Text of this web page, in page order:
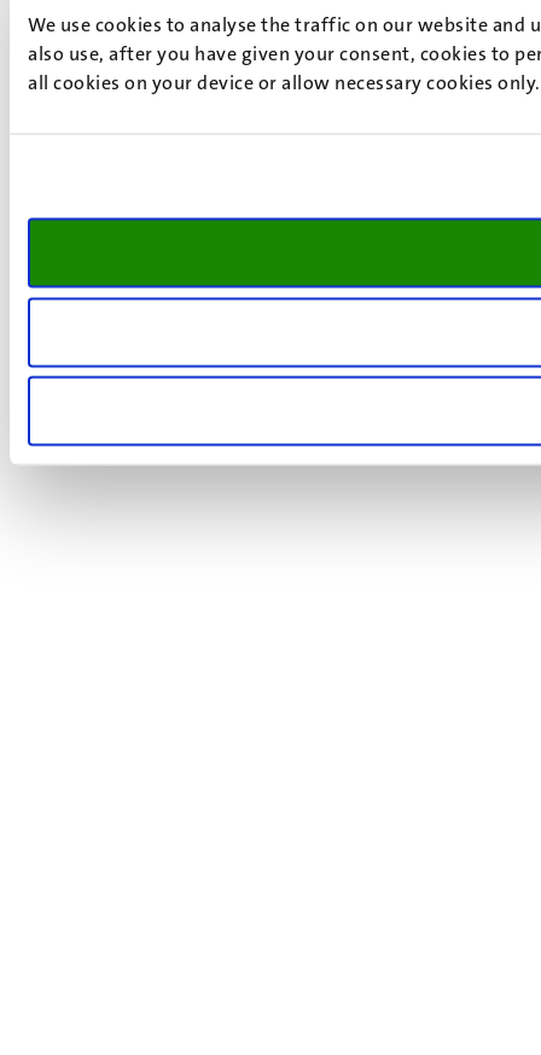
We use cookies to analyse the traffic on our website and
also use, after you have given your consent, cookies to
all cookies on your device or allow necessary cookies